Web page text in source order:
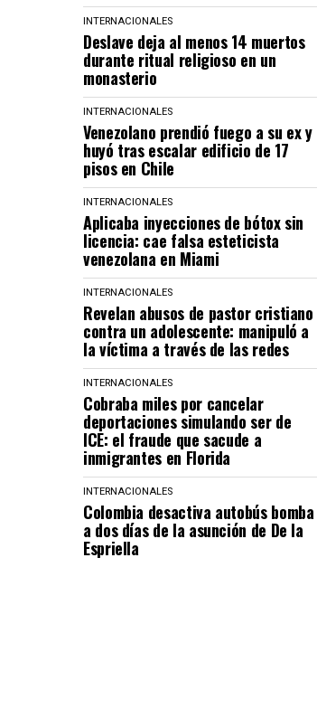
INTERNACIONALES
Deslave deja al menos 14 muertos
durante ritual religioso en un
monasterio
INTERNACIONALES
Venezolano prendió fuego a su ex y
huyó tras escalar edificio de 17
pisos en Chile
INTERNACIONALES
Aplicaba inyecciones de bótox sin
licencia: cae falsa esteticista
venezolana en Miami
INTERNACIONALES
Revelan abusos de pastor cristiano
contra un adolescente: manipuló a
la víctima a través de las redes
INTERNACIONALES
Cobraba miles por cancelar
deportaciones simulando ser de
ICE: el fraude que sacude a
inmigrantes en Florida
INTERNACIONALES
Colombia desactiva autobús bomba
a dos días de la asunción de De la
Espriella